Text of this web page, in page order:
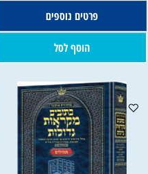
פרטים נוספים
הוסף לסל